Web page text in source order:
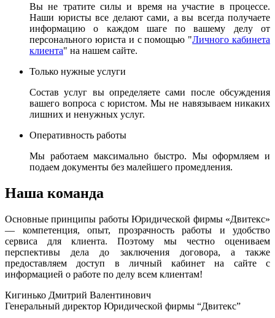
Вы не тратите силы и время на участие в процессе.
Наши юристы все делают сами, а вы всегда получаете
информацию о каждом шаге по вашему делу от
персонального юриста и с помощью "Личного кабинета
клиента" на нашем сайте.
Только нужные услуги
Состав услуг вы определяете сами после обсуждения
вашего вопроса с юристом. Мы не навязываем никаких
лишних и ненужных услуг.
Оперативность работы
Мы работаем максимально быстро. Мы оформляем и
подаем документы без малейшего промедления.
Наша команда
Основные принципы работы Юридической фирмы «Двитекс»
— компетенция, опыт, прозрачность работы и удобство
сервиса для клиента. Поэтому мы честно оцениваем
перспективы дела до заключения договора, а также
предоставляем доступ в личный кабинет на сайте с
информацией о работе по делу всем клиентам!
Кигинько Дмитрий Валентинович
Генеральный директор Юридической фирмы “Двитекс”